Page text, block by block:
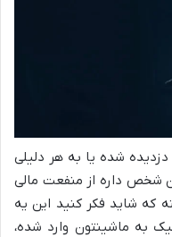
شده یا به هر دلیلی
شخص داره از منفعت مالی
که شاید فکر کنید این یه
به ماشینتون وارد شده،